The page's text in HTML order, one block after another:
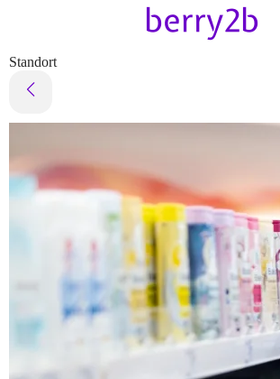
Standort